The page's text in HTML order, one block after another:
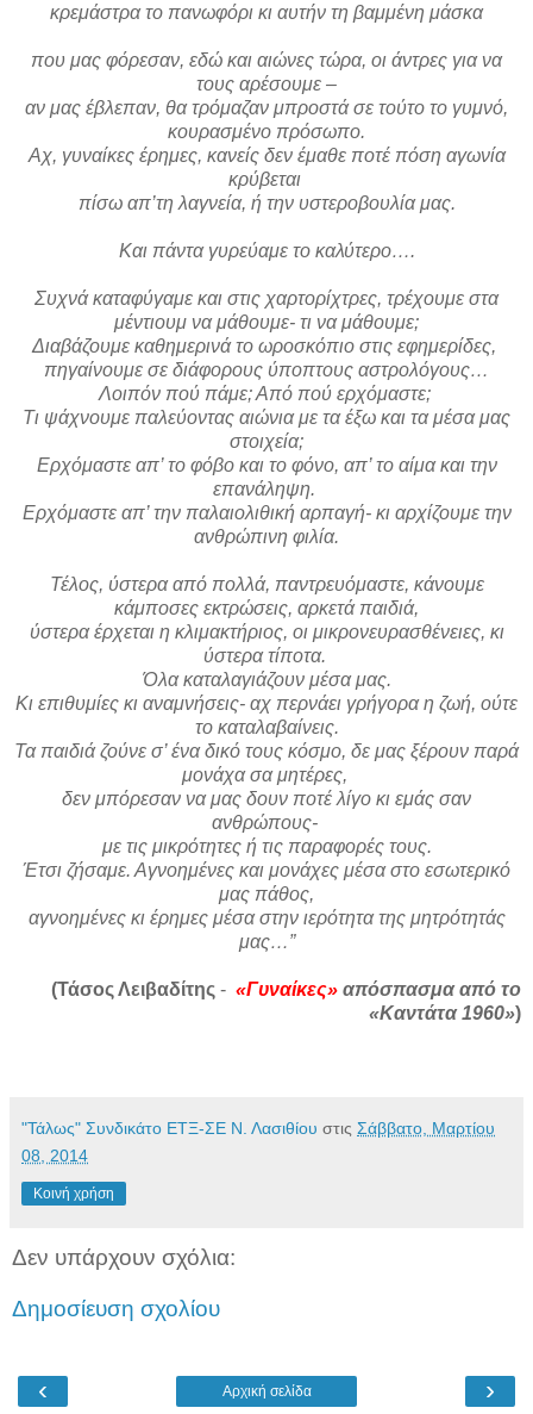
κρεμάστρα το πανωφόρι κι αυτήν τη βαμμένη μάσκα
που μας φόρεσαν, εδώ και αιώνες τώρα, οι άντρες για να
τους αρέσουμε –
αν μας έβλεπαν, θα τρόμαζαν μπροστά σε τούτο το γυμνό,
κουρασμένο πρόσωπο.
Αχ, γυναίκες έρημες, κανείς δεν έμαθε ποτέ πόση αγωνία
κρύβεται
πίσω απ’τη λαγνεία, ή την υστεροβουλία μας.
Και πάντα γυρεύαμε το καλύτερο….
Συχνά καταφύγαμε και στις χαρτορίχτρες, τρέχουμε στα
μέντιουμ να μάθουμε- τι να μάθουμε;
Διαβάζουμε καθημερινά το ωροσκόπιο στις εφημερίδες,
πηγαίνουμε σε διάφορους ύποπτους αστρολόγους…
Λοιπόν πού πάμε; Από πού ερχόμαστε;
Τι ψάχνουμε παλεύοντας αιώνια με τα έξω και τα μέσα μας
στοιχεία;
Ερχόμαστε απ’ το φόβο και το φόνο, απ’ το αίμα και την
επανάληψη.
Ερχόμαστε απ’ την παλαιολιθική αρπαγή- κι αρχίζουμε την
ανθρώπινη φιλία.
Τέλος, ύστερα από πολλά, παντρευόμαστε, κάνουμε
κάμποσες εκτρώσεις, αρκετά παιδιά,
ύστερα έρχεται η κλιμακτήριος, οι μικρονευρασθένειες, κι
ύστερα τίποτα.
Όλα καταλαγιάζουν μέσα μας.
Κι επιθυμίες κι αναμνήσεις- αχ περνάει γρήγορα η ζωή, ούτε
το καταλαβαίνεις.
Τα παιδιά ζούνε σ’ ένα δικό τους κόσμο, δε μας ξέρουν παρά
μονάχα σα μητέρες,
δεν μπόρεσαν να μας δουν ποτέ λίγο κι εμάς σαν
ανθρώπους-
με τις μικρότητες ή τις παραφορές τους.
Έτσι ζήσαμε. Αγνοημένες και μονάχες μέσα στο εσωτερικό
μας πάθος,
αγνοημένες κι έρημες μέσα στην ιερότητα της μητρότητάς
μας…”
(Τάσος Λειβαδίτης - «Γυναίκες» απόσπασμα από το
«Καντάτα 1960»)
"Τάλως" Συνδικάτο ΕΤΞ-ΣΕ Ν. Λασιθίου στις Σάββατο, Μαρτίου
08, 2014
Κοινή χρήση
Δεν υπάρχουν σχόλια:
Δημοσίευση σχολίου
‹ ›
Αρχική σελίδα